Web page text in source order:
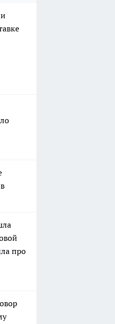
про